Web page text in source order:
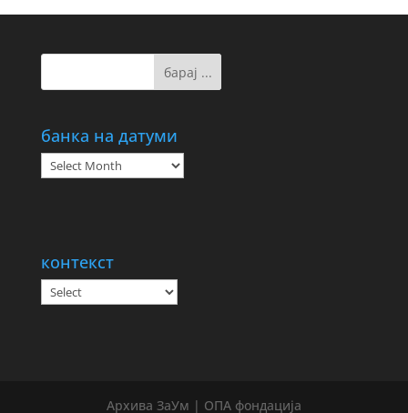
банка на датуми
банка
на
контекст
Архива ЗаУм | ОПА фондација